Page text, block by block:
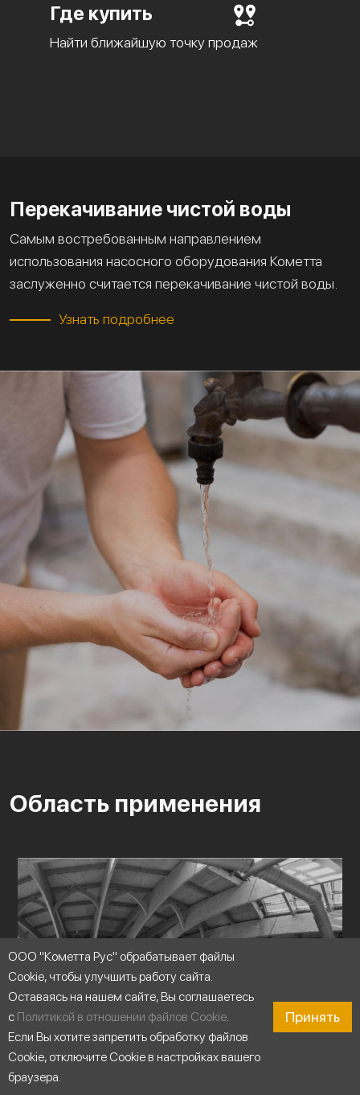
Где купить
Найти ближайшую точку продаж
Перекачивание чистой воды
Самым востребованным направлением
использования насосного оборудования Кометта
заслуженно считается перекачивание чистой воды.
Узнать подробнее
Область применения
ООО "Кометта Рус" обрабатывает файлы
Cookie, чтобы улучшить работу сайта.
Оставаясь на нашем сайте, Вы соглашаетесь
с Политикой в отношении файлов Cookie.
Если Вы хотите запретить обработку файлов
Cookie, отключите Cookie в настройках вашего
браузера.
Принять